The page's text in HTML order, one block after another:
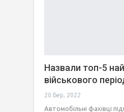
Назвали топ-5
військового
20 Бер, 2022
Автомобільні фахівці